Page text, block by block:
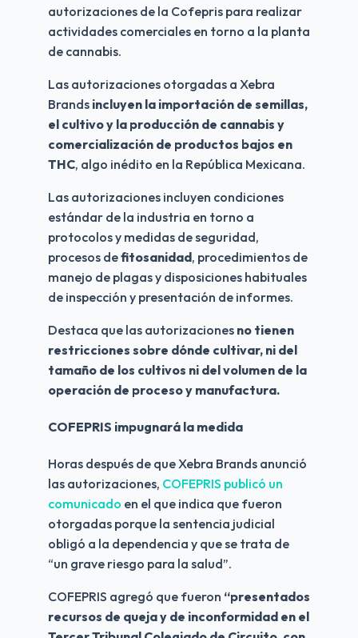
autorizaciones de la Cofepris para realizar
actividades comerciales en torno a la planta
de cannabis.
Las autorizaciones otorgadas a Xebra
Brands incluyen la importación de semillas,
el cultivo y la producción de cannabis y
comercialización de productos bajos en
THC, algo inédito en la República Mexicana.
Las autorizaciones incluyen condiciones
estándar de la industria en torno a
protocolos y medidas de seguridad,
procesos de fitosanidad, procedimientos de
manejo de plagas y disposiciones habituales
de inspección y presentación de informes.
Destaca que las autorizaciones no tienen
restricciones sobre dónde cultivar, ni del
tamaño de los cultivos ni del volumen de la
operación de proceso y manufactura.
COFEPRIS impugnará la medida
Horas después de que Xebra Brands anunció
las autorizaciones, COFEPRIS publicó un
comunicado en el que indica que fueron
otorgadas porque la sentencia judicial
obligó a la dependencia y que se trata de
“un grave riesgo para la salud”.
COFEPRIS agregó que fueron “presentados
recursos de queja y de inconformidad en el